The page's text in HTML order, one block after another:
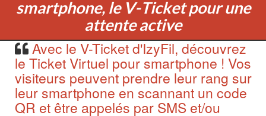
smartphone, le V-Ticket pour une
attente active
Avec le V-Ticket d'IzyFil, découvrez
le Ticket Virtuel pour smartphone ! Vos
visiteurs peuvent prendre leur rang sur
leur smartphone en scannant un code
QR et être appelés par SMS et/ou